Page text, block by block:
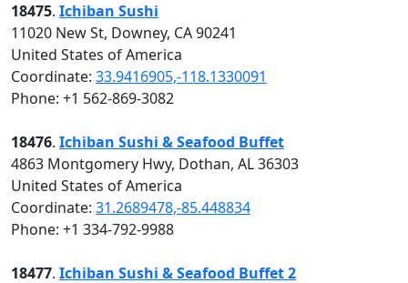
18475. Ichiban Sushi
11020 New St, Downey, CA 90241
United States of America
Coordinate: 33.9416905,-118.1330091
Phone: +1 562-869-3082
18476. Ichiban Sushi & Seafood Buffet
4863 Montgomery Hwy, Dothan, AL 36303
United States of America
Coordinate: 31.2689478,-85.448834
Phone: +1 334-792-9988
18477. Ichiban Sushi & Seafood Buffet 2